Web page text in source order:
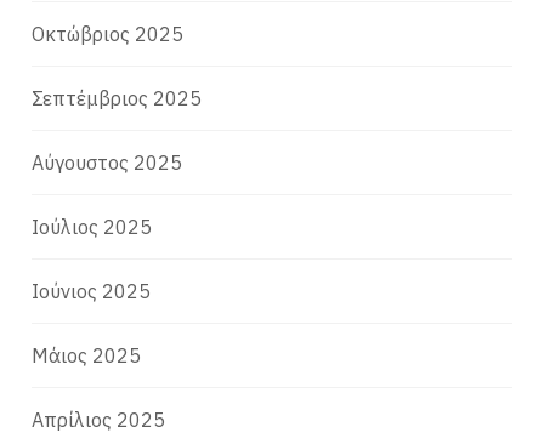
Οκτώβριος 2025
Σεπτέμβριος 2025
Αύγουστος 2025
Ιούλιος 2025
Ιούνιος 2025
Μάιος 2025
Απρίλιος 2025